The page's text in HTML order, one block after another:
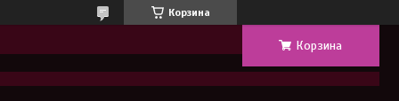
Корзина
Корзина